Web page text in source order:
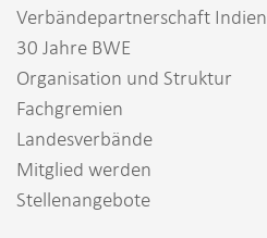
Verbändepartnerschaft Indien
30 Jahre BWE
Organisation und Struktur
Fachgremien
Landesverbände
Mitglied werden
Stellenangebote